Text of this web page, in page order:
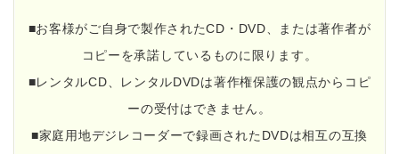
■お客様がご自身で製作されたCD・DVD、または著作者が
コピーを承諾しているものに限ります。
■レンタルCD、レンタルDVDは著作権保護の観点からコピ
ーの受付はできません。
■家庭用地デジレコーダーで録画されたDVDは相互の互換